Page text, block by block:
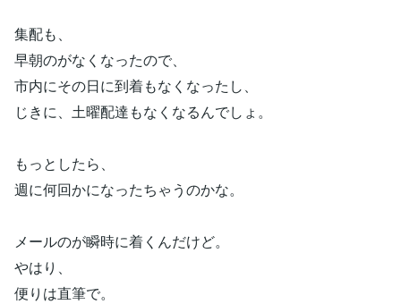
集配も、
早朝のがなくなったので、
市内にその日に到着もなくなったし、
じきに、土曜配達もなくなるんでしょ。
もっとしたら、
週に何回かになったちゃうのかな。
メールのが瞬時に着くんだけど。
やはり、
便りは直筆で。